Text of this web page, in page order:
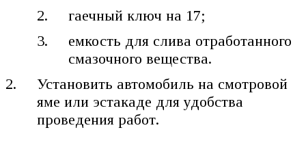
гаечный ключ на 17;
емкость для слива отработанного
смазочного вещества.
Установить автомобиль на смотровой
яме или эстакаде для удобства
проведения работ.